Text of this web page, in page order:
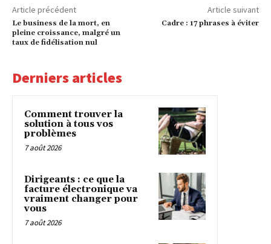
Article précédent
Le business de la mort, en
pleine croissance, malgré un
taux de fidélisation nul
Article suivant
Cadre : 17 phrases à éviter
Derniers articles
Comment trouver la
solution à tous vos
problèmes
7 août 2026
Dirigeants : ce que la
facture électronique va
vraiment changer pour
vous
7 août 2026